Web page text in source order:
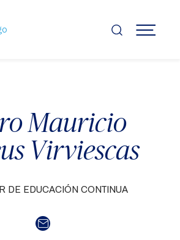
MENÚ
Mauricio
Virviescas
DE EDUCACIÓN CONTINUA